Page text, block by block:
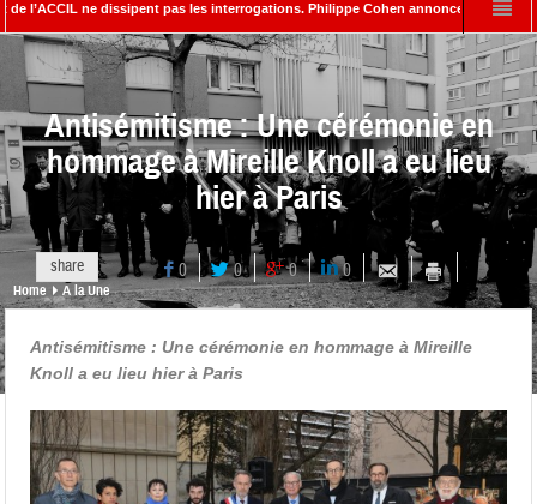
dissipent pas les interrogations. Philippe Cohen annonce se réserver le droit
en chef d’Israël Actualités L’Iran menace de frapper Tel-Aviv si
Antisémitisme : Une cérémonie en
hommage à Mireille Knoll a eu lieu
hier à Paris
share 0 0 0 0
Home A la Une
Antisémitisme : Une cérémonie en hommage à Mireille
Knoll a eu lieu hier à Paris